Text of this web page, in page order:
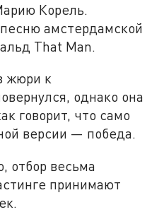
Корель.
амстердамской
That Man.
жюри к
однако она
говорит, что само
версии — победа.
отбор весьма
принимают